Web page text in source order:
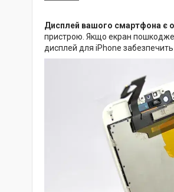
Дисплей вашого смартфона є
пристрою. Якщо екран
дисплей для iPhone